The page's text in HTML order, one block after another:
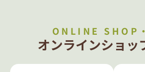
ONLINE SHOP
オンラインショッ